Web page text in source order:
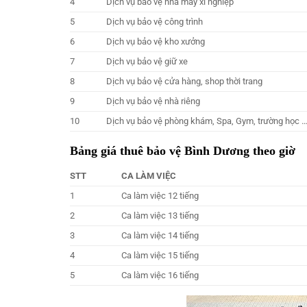
5
Dịch vụ bảo vệ công trình
6
Dịch vụ bảo vệ kho xưởng
7
Dịch vụ bảo vệ giữ xe
8
Dịch vụ bảo vệ cửa hàng, shop thời trang
9
Dịch vụ bảo vệ nhà riêng
10
Dịch vụ bảo vệ phòng khám, Spa, Gym, trường học
Bảng giá thuê bảo vệ Bình Dương theo giờ
STT
CA LÀM VIỆC
1
Ca làm việc 12 tiếng
2
Ca làm việc 13 tiếng
3
Ca làm việc 14 tiếng
4
Ca làm việc 15 tiếng
5
Ca làm việc 16 tiếng